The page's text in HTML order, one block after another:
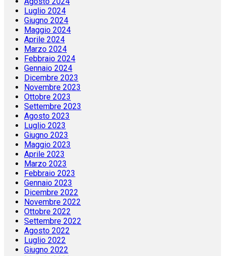
Luglio 2024
Giugno 2024
Maggio 2024
Aprile 2024
Marzo 2024
Febbraio 2024
Gennaio 2024
Dicembre 2023
Novembre 2023
Ottobre 2023
Settembre 2023
Agosto 2023
Luglio 2023
Giugno 2023
Maggio 2023
Aprile 2023
Marzo 2023
Febbraio 2023
Gennaio 2023
Dicembre 2022
Novembre 2022
Ottobre 2022
Settembre 2022
Agosto 2022
Luglio 2022
Giugno 2022